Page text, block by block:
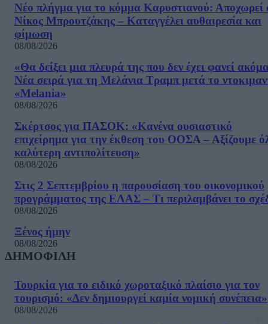
Νέο πλήγμα για το κόμμα Καρυστιανού: Αποχωρεί
Νίκος Μπρουτζάκης – Καταγγέλει αυθαιρεσία και
φίμωση
08/08/2026
«Θα δείξει μια πλευρά της που δεν έχει φανεί
Νέα σειρά για τη Μελάνια Τραμπ μετά το
«Melania»
08/08/2026
Σκέρτσος για ΠΑΣΟΚ: «Κανένα ουσιαστικό
επιχείρημα για την έκθεση του ΟΟΣΑ – Αξίζουμε
καλύτερη αντιπολίτευση»
08/08/2026
Στις 2 Σεπτεμβρίου η παρουσίαση του οικονομικού
προγράμματος της ΕΛΑΣ – Τι περιλαμβάνει το
08/08/2026
Ξένος ήμην
08/08/2026
ΔΗΜΟΦΙΛΗ
Τουρκία για το ειδικό χωροταξικό πλαίσιο για τον
τουρισμό: «Δεν δημιουργεί καμία νομική συνέπεια»
08/08/2026